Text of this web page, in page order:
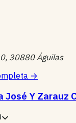
30880 Águilas
→
José Y Zarauz